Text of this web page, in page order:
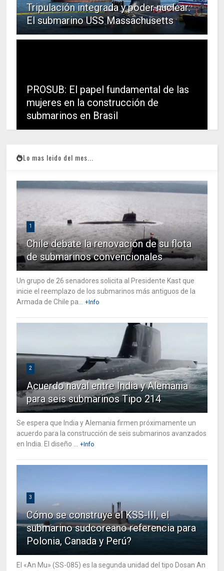
Tripulación integrada y poder nuclear:
El submarino USS Massachusetts
PROSUB: El papel fundamental de las
mujeres en la construcción de
submarinos en Brasil
Lo mas leido del mes...
1
Chile debate la renovación de su flota
de submarinos convencionales
Un grupo de 26 senadores solicita al Presidente Kast que
inicie el reemplazo de los submarinos más antiguos de la
Armada de Chile pa...
+Info
2
Acuerdo naval entre India y Alemania
para seis submarinos Tipo 214
Se espera que India y Alemania firmen próximamente un
acuerdo para la construcción de seis submarinos avanzados
en India. El diseño ...
+Info
3
Cómo se construye el KSS-III, el
submarino sudcoreano referencia para
Polonia, Canada y Perú?
El «An Mu» (SS-085) es la segunda unidad del tipo Dosan An